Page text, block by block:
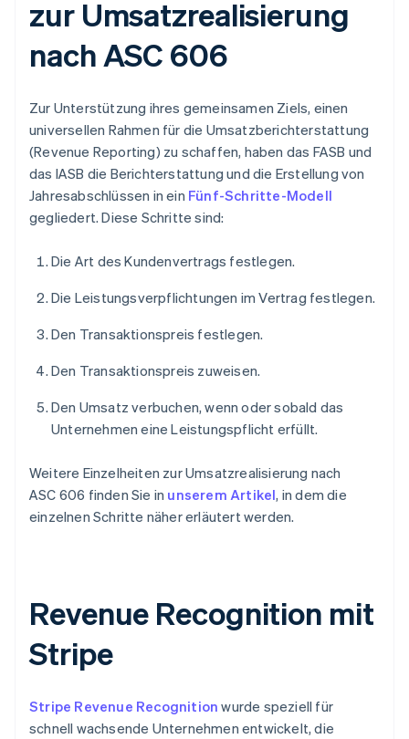
zur Umsatzrealisierung
nach ASC 606
Zur Unterstützung ihres gemeinsamen Ziels, einen
universellen Rahmen für die Umsatzberichterstattung
(Revenue Reporting) zu schaffen, haben das FASB und
das IASB die Berichterstattung und die Erstellung von
Jahresabschlüssen in ein Fünf-Schritte-Modell
gegliedert. Diese Schritte sind:
Die Art des Kundenvertrags festlegen.
Die Leistungsverpflichtungen im Vertrag festlegen.
Den Transaktionspreis festlegen.
Den Transaktionspreis zuweisen.
Den Umsatz verbuchen, wenn oder sobald das
Unternehmen eine Leistungspflicht erfüllt.
Weitere Einzelheiten zur Umsatzrealisierung nach
ASC 606 finden Sie in unserem Artikel, in dem die
einzelnen Schritte näher erläutert werden.
Revenue Recognition mit
Stripe
Stripe Revenue Recognition wurde speziell für
schnell wachsende Unternehmen entwickelt, die